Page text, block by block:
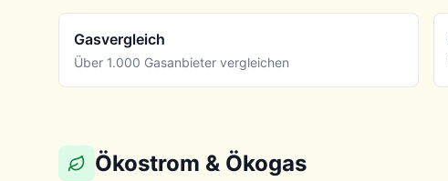
Gasvergleich
Über 1.000 Gasanbieter vergleichen
Ökostrom & Ökogas